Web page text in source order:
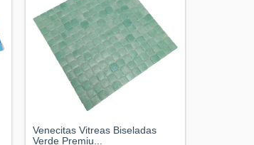
Venecitas Vitreas Biseladas
Verde Premiu...